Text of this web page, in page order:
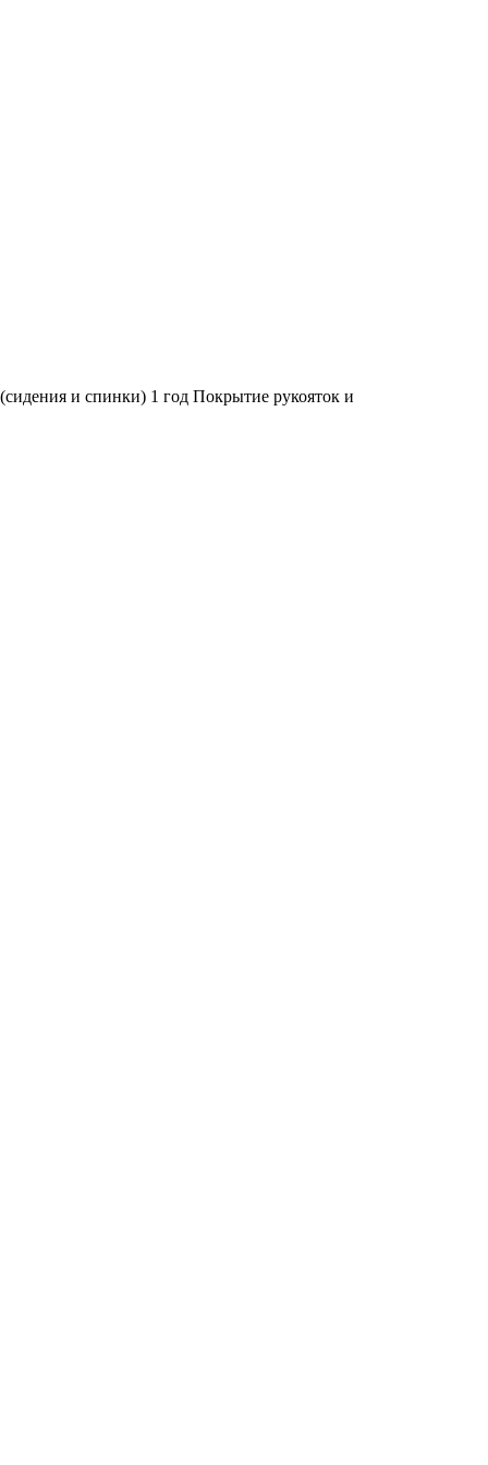
и спинки) 1 год Покрытие рукояток и